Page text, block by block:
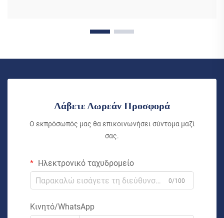
Λάβετε Δωρεάν Προσφορά
Ο εκπρόσωπός μας θα επικοινωνήσει σύντομα μαζί
σας.
Ηλεκτρονικό ταχυδρομείο
0/100
Κινητό/WhatsApp